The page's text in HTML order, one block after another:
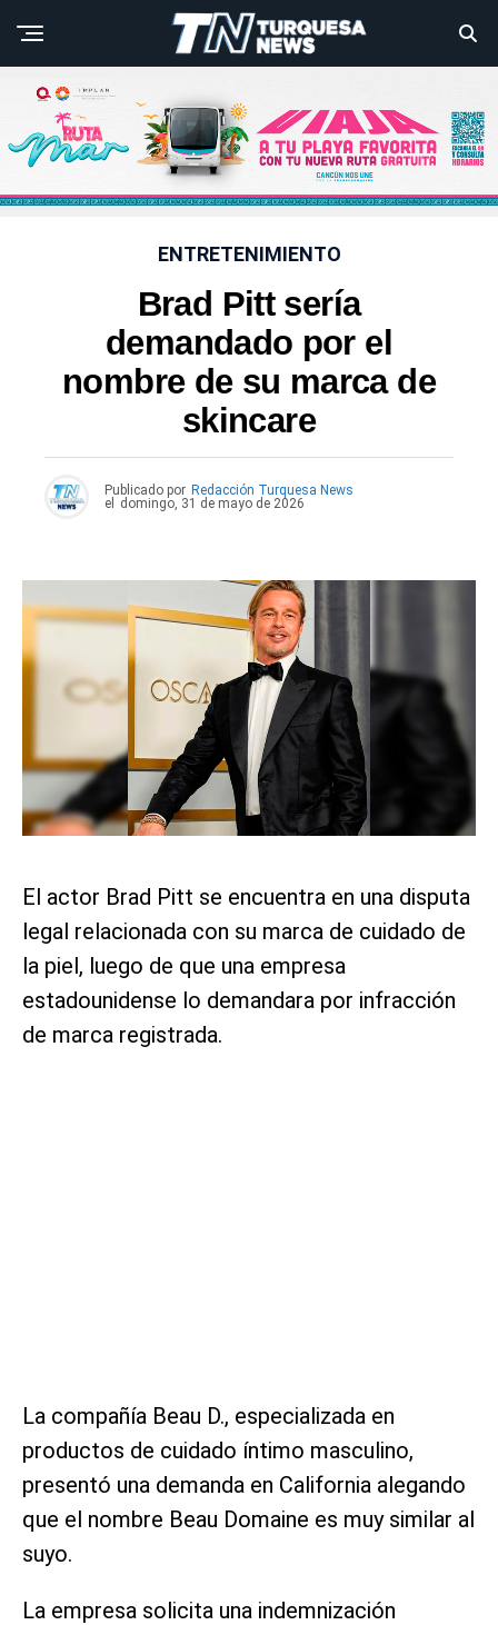
ENTRETENIMIENTO
Brad Pitt sería
demandado por el
nombre de su marca de
skincare
Publicado por Redacción Turquesa News
el
domingo, 31 de mayo de 2026
El actor Brad Pitt se encuentra en una disputa
legal relacionada con su marca de cuidado de
la piel, luego de que una empresa
estadounidense lo demandara por infracción
de marca registrada.
La compañía Beau D., especializada en
productos de cuidado íntimo masculino,
presentó una demanda en California alegando
que el nombre Beau Domaine es muy similar al
suyo.
La empresa solicita una indemnización